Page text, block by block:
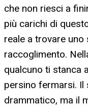
che non riesci a
più carichi di
reale a trovare
raccoglimento.
qualcuno ti stanca
persino fermarsi. Il
drammatico, ma il